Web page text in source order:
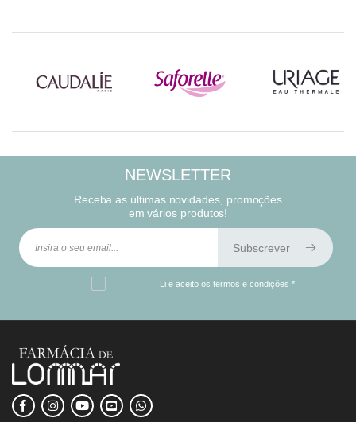
NEWSLETTER
Receba as últimas novidades, promoções
em vários produtos!
Subscrever
Li e aceito ostermos e condições*